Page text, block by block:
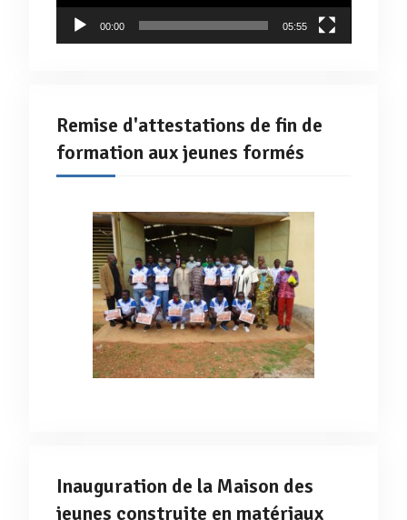
00:00 05:55
Remise d'attestations de fin de
formation aux jeunes formés
Inauguration de la Maison des
jeunes construite en matériaux